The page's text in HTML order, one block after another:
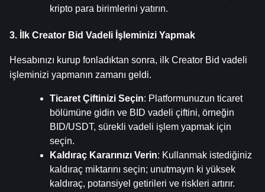
kripto para birimlerini yatırın.
3. İlk Creator Bid Vadeli İşleminizi Yapmak
Hesabınızı kurup fonladıktan sonra, ilk Creator Bid vadeli
işleminizi yapmanın zamanı geldi.
Ticaret Çiftinizi Seçin: Platformunuzun ticaret
bölümüne gidin ve BID vadeli çiftini, örneğin
BID/USDT, sürekli vadeli işlem yapmak için
seçin.
Kaldıraç Kararınızı Verin: Kullanmak istediğiniz
kaldıraç miktarını seçin; unutmayın ki yüksek
kaldıraç, potansiyel getirileri ve riskleri artırır.